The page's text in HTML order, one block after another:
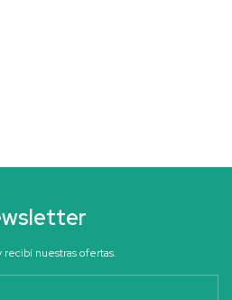
recibí nuestras ofertas.